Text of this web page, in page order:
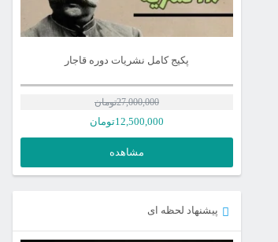
پکیج کامل نشریات دوره قاجار
27,000,000تومان
12,500,000تومان
مشاهده
پیشنهاد لحظه ای